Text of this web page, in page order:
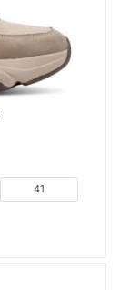
41